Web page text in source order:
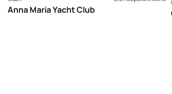
Anna Maria Yacht Club